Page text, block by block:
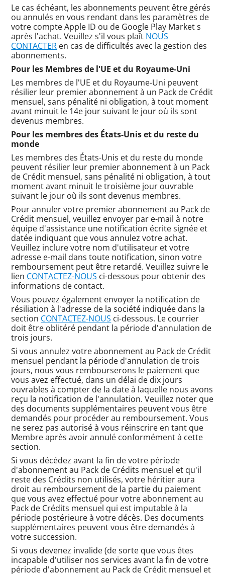
Le cas échéant, les abonnements peuvent être gérés
ou annulés en vous rendant dans les paramètres de
votre compte Apple ID ou de Google Play Market s
après l'achat. Veuillez s'il vous plaît NOUS
CONTACTER en cas de difficultés avec la gestion des
abonnements.
Pour les Membres de l'UE et du Royaume-Uni
Les membres de l'UE et du Royaume-Uni peuvent
résilier leur premier abonnement à un Pack de Crédit
mensuel, sans pénalité ni obligation, à tout moment
avant minuit le 14e jour suivant le jour où ils sont
devenus membres.
Pour les membres des États-Unis et du reste du
monde
Les membres des États-Unis et du reste du monde
peuvent résilier leur premier abonnement à un Pack
de Crédit mensuel, sans pénalité ni obligation, à tout
moment avant minuit le troisième jour ouvrable
suivant le jour où ils sont devenus membres.
Pour annuler votre premier abonnement au Pack de
Crédit mensuel, veuillez envoyer par e-mail à notre
équipe d'assistance une notification écrite signée et
datée indiquant que vous annulez votre achat.
Veuillez inclure votre nom d'utilisateur et votre
adresse e-mail dans toute notification, sinon votre
remboursement peut être retardé. Veuillez suivre le
lien CONTACTEZ-NOUS ci-dessous pour obtenir des
informations de contact.
Vous pouvez également envoyer la notification de
résiliation à l'adresse de la société indiquée dans la
section CONTACTEZ-NOUS ci-dessous. Le courrier
doit être oblitéré pendant la période d'annulation de
trois jours.
Si vous annulez votre abonnement au Pack de Crédit
mensuel pendant la période d'annulation de trois
jours, nous vous rembourserons le paiement que
vous avez effectué, dans un délai de dix jours
ouvrables à compter de la date à laquelle nous avons
reçu la notification de l'annulation. Veuillez noter que
des documents supplémentaires peuvent vous être
demandés pour procéder au remboursement. Vous
ne serez pas autorisé à vous réinscrire en tant que
Membre après avoir annulé conformément à cette
section.
Si vous décédez avant la fin de votre période
d'abonnement au Pack de Crédits mensuel et qu'il
reste des Crédits non utilisés, votre héritier aura
droit au remboursement de la partie du paiement
que vous avez effectué pour votre abonnement au
Pack de Crédits mensuel qui est imputable à la
période postérieure à votre décès. Des documents
supplémentaires peuvent vous être demandés à
votre succession.
Si vous devenez invalide (de sorte que vous êtes
incapable d'utiliser nos services avant la fin de votre
période d'abonnement au Pack de Crédit mensuel et